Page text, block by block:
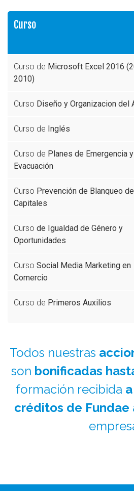
Curso
Curso de Microsoft Excel 2016
2010)
Curso Diseño y Organizacion del
Curso de Inglés
Curso de Planes de Emergencia y
Evacuación
Curso Prevención de Blanqueo de
Capitales
Curso de Igualdad de Género y
Oportunidades
Curso Social Media Marketing en
Comercio
Curso de Primeros Auxilios
Todos nuestras
son bonificadas
formación recibida
créditos de Fundae